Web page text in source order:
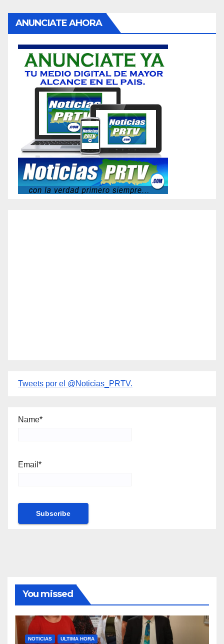
ANUNCIATE AHORA
Tweets por el @Noticias_PRTV.
Name*
Email*
You missed
NOTICIAS ULTIMA HORA